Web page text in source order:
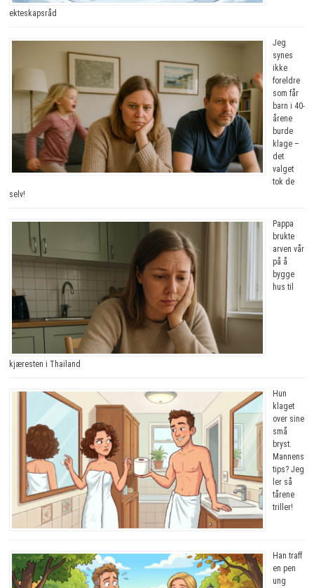
ekteskapsråd
Jeg
synes
ikke
foreldre
som får
barn i 40-
årene
burde
klage –
det
valget
tok de
selv!
Pappa
brukte
arven vår
på å
bygge
hus til
kjæresten i Thailand
Hun
klaget
over sine
små
bryst.
Mannens
tips? Jeg
ler så
tårene
triller!
Han traff
en pen
ung